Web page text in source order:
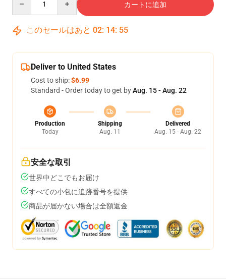
カートに追加
このセールはあと 02: 14: 54
Deliver to United States
Cost to ship:$6.99
Standard - Order today to get byAug. 15 - Aug. 22
Production
Today
Shipping
Aug. 11
Delivered
Aug. 15 - Aug. 22
安全な取引
世界中どこでもお届け
すべての小包に追跡番号を提供
商品が届かない場合は全額返金